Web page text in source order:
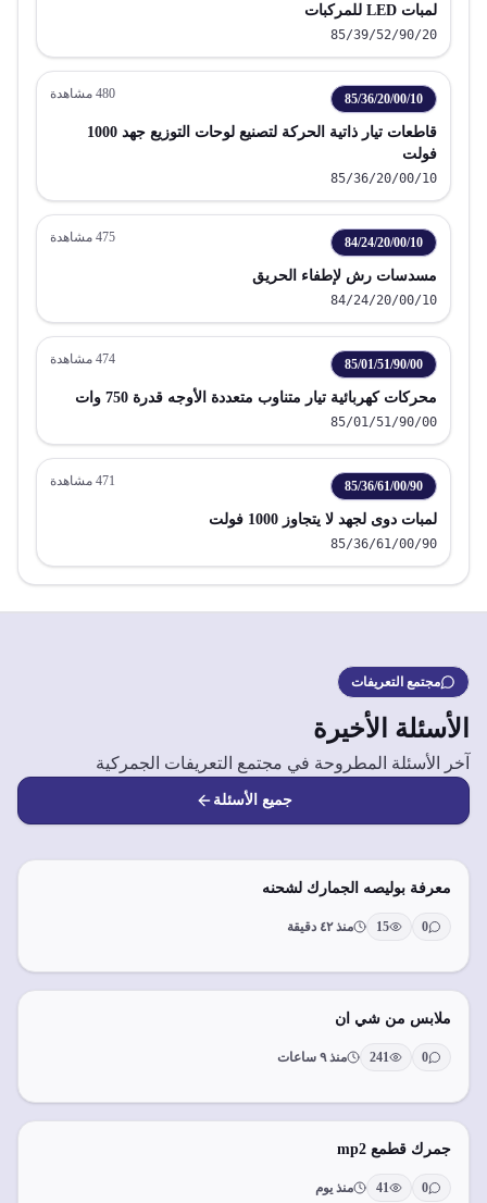
لمبات LED للمركبات
85/39/52/90/20
85/36/20/00/10
480 مشاهدة
قاطعات تيار ذاتية الحركة لتصنيع لوحات التوزيع جهد 1000
فولت
85/36/20/00/10
84/24/20/00/10
475 مشاهدة
مسدسات رش لإطفاء الحريق
84/24/20/00/10
85/01/51/90/00
474 مشاهدة
محركات كهربائية تيار متناوب متعددة الأوجه قدرة 750 وات
85/01/51/90/00
85/36/61/00/90
471 مشاهدة
لمبات دوى لجهد لا يتجاوز 1000 فولت
85/36/61/00/90
مجتمع التعريفات
الأسئلة الأخيرة
آخر الأسئلة المطروحة في مجتمع التعريفات الجمركية
جميع الأسئلة
معرفة بوليصه الجمارك لشحنه
0
15 منذ ٤٢ دقيقة
ملابس من شي ان
0
241 منذ ٩ ساعات
جمرك قطمع mp2
0
41 منذ يوم